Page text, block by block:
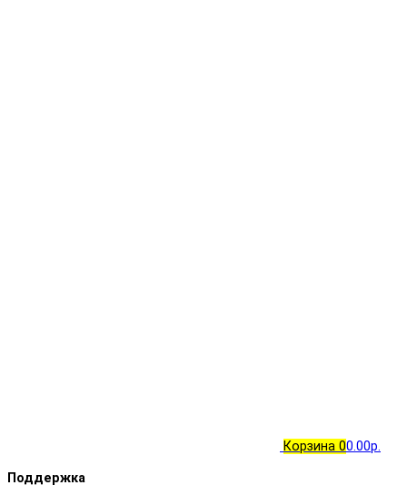
Корзина 00.00р.
Поддержка